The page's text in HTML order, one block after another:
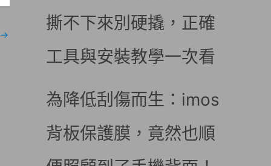
→
撕不下來別硬撬，正確
工具與安裝教學一次看
為降低刮傷而生：imos
背板保護膜，竟然也順